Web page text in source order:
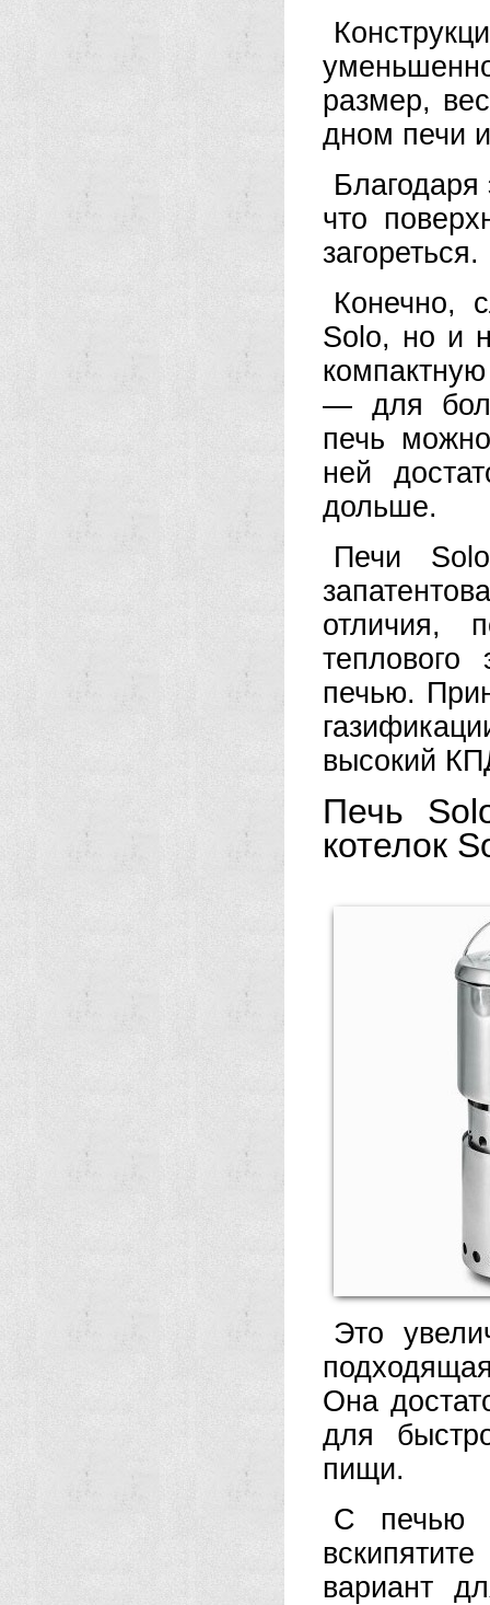
размер,
дном печи
Благодаря
что
загореться.
Конечно,
Solo, но и
— для
печь
ней
дольше.
Печи
отличия,
печью.
высокий
Печь
котелок
Это
Она
для
пищи.
С печью
вариант